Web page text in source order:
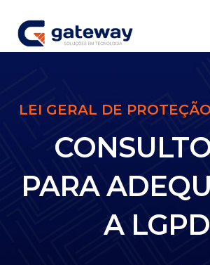
LEI GERAL DE
PARA
A LGPD